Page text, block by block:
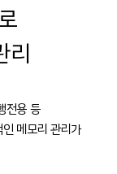
리
전용 등
메모리 관리가